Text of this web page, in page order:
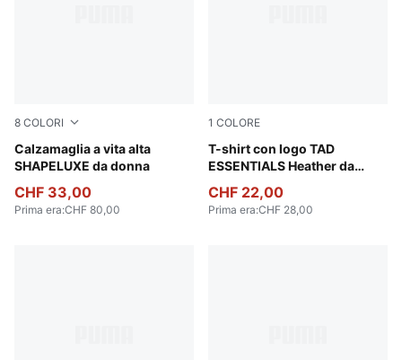
8 COLORI
Calzamaglia a vita alta
SHAPELUXE da donna
Baltic Sea Blue
CHF 33,00
Prima era:CHF 80,00
1 COLORE
T-shirt con logo TAD
ESSENTIALS Heather da
PUMA Black Heather
CHF 22,00
Prima era:CHF 28,00